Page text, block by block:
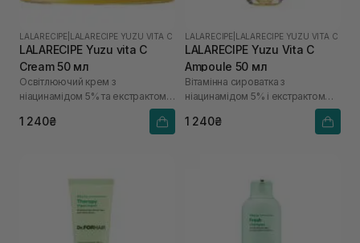
LALARECIPE LALARECIPE YUZU VITA C
LALARECIPE Yuzu vita C
Cream 50 мл
Освітлюючий крем з
ніацинамідом 5% та екстрактом
1 240₴
LALARECIPE LALARECIPE YUZU VITA C
LALARECIPE Yuzu Vita C
Ampoule 50 мл
Вітамінна сироватка з
ніацинамідом 5% і екстрактом
1 240₴